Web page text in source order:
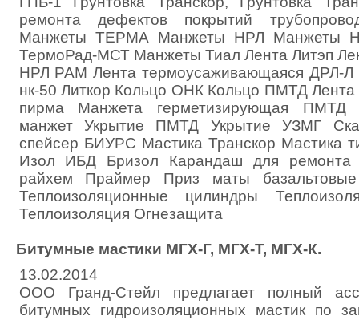
ремонта дефектов покрытий
Манжеты ТЕРМА Манжеты НРЛ Манжеты
ТермоРад-МСТ Манжеты Тиал Лента Литэп
НРЛ РАМ Лента термоусаживающаяся ДРЛ-Л
нк-50 Литкор Кольцо ОНК Кольцо ПМТД
пирма Манжета герметизирующая ПМТД
манжет Укрытие ПМТД Укрытие УЗМГ
спейсер БИУРС Мастика Транскор Мастика
Изол ИБД Бризол Карандаш для ремонта
райхем Праймер Приз маты
Теплоизоляционные цилиндры
Теплоизоляция Огнезащита
Битумные мастики МГХ-Г, МГХ-Т, МГХ-К.
13.02.2014
ООО Гранд-Стейл предлагает полный
битумных гидроизоляционных мастик по